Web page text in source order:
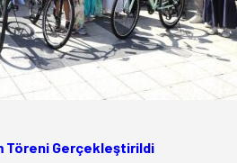
Töreni Gerçekleştirildi